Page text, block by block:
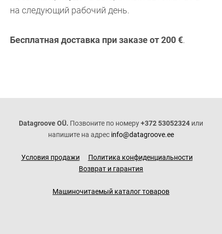
на следующий рабочий день.
Бесплатная доставка при заказе от 200 €.
Datagroove OÜ. Позвоните по номеру+372 53052324 или
напишите на адрес info@datagroove.ee
Условия продажи
Политика конфиденциальности
Возврат и гарантия
Машиночитаемый каталог товаров